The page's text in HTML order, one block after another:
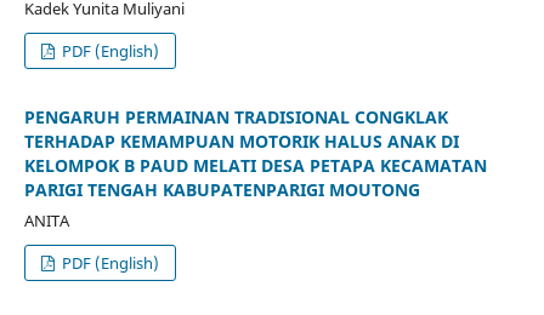
Kadek Yunita Muliyani
PDF (English)
PENGARUH PERMAINAN TRADISIONAL CONGKLAK
TERHADAP KEMAMPUAN MOTORIK HALUS ANAK DI
KELOMPOK B PAUD MELATI DESA PETAPA KECAMATAN
PARIGI TENGAH KABUPATENPARIGI MOUTONG
ANITA
PDF (English)